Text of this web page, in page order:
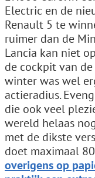
Electric en de
Renault 5 te
ruimer dan de
Lancia kan niet
de cockpit van
winter was wel
actieradius.
die ook veel
wereld helaas
met de dikste
doet maximaal 80
overigens op